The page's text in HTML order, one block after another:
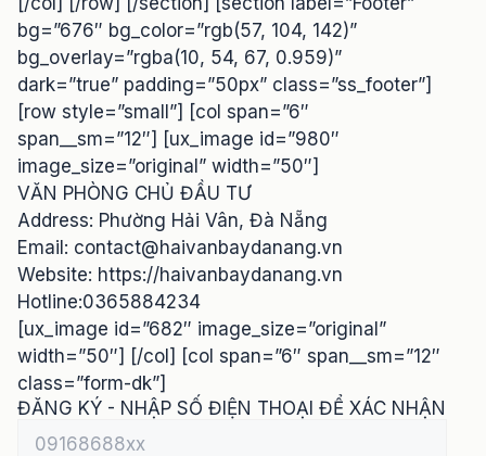
bg=”676″ bg_color=”rgb(57, 104, 142)”
bg_overlay=”rgba(10, 54, 67, 0.959)”
dark=”true” padding=”50px” class=”ss_footer”]
[row style=”small”] [col span=”6″
span__sm=”12″] [ux_image id=”980″
image_size=”original” width=”50″]
VĂN PHÒNG CHỦ ĐẦU TƯ
Address: Phường Hải Vân, Đà Nẵng
Email: contact@haivanbaydanang.vn
Website: https://haivanbaydanang.vn
Hotline:0365884234
[ux_image id=”682″ image_size=”original”
width=”50″] [/col] [col span=”6″ span__sm=”12″
class=”form-dk”]
ĐĂNG KÝ - NHẬP SỐ ĐIỆN THOẠI ĐỂ XÁC NHẬN